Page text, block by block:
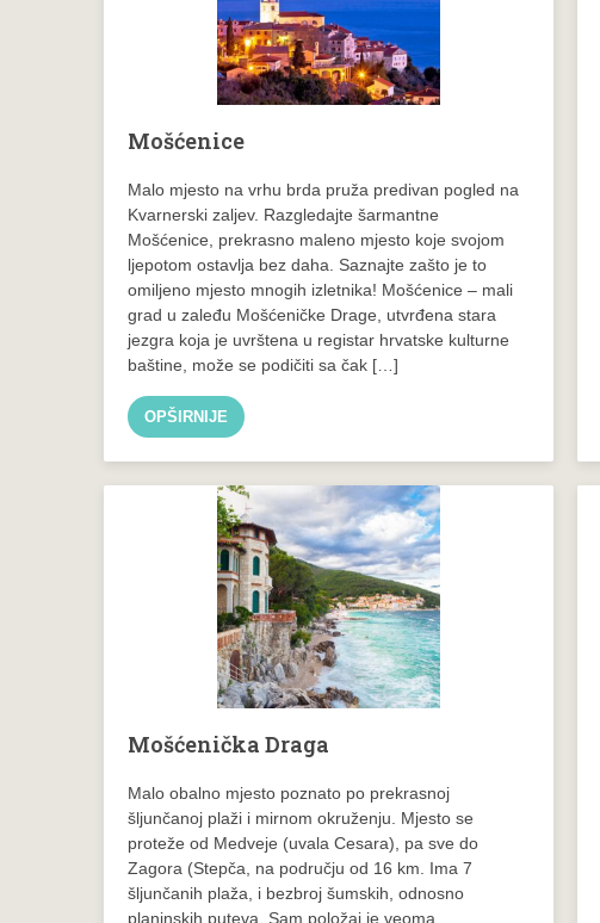
Mošćenice
Malo mjesto na vrhu brda pruža predivan pogled na
Kvarnerski zaljev. Razgledajte šarmantne
Mošćenice, prekrasno maleno mjesto koje svojom
ljepotom ostavlja bez daha. Saznajte zašto je to
omiljeno mjesto mnogih izletnika! Mošćenice – mali
grad u zaleđu Mošćeničke Drage, utvrđena stara
jezgra koja je uvrštena u registar hrvatske kulturne
baštine, može se podičiti sa čak […]
OPŠIRNIJE
Mošćenička Draga
Malo obalno mjesto poznato po prekrasnoj
šljunčanoj plaži i mirnom okruženju. Mjesto se
proteže od Medveje (uvala Cesara), pa sve do
Zagora (Stepča, na području od 16 km. Ima 7
šljunčanih plaža, i bezbroj šumskih, odnosno
planinskih puteva. Sam položaj je veoma